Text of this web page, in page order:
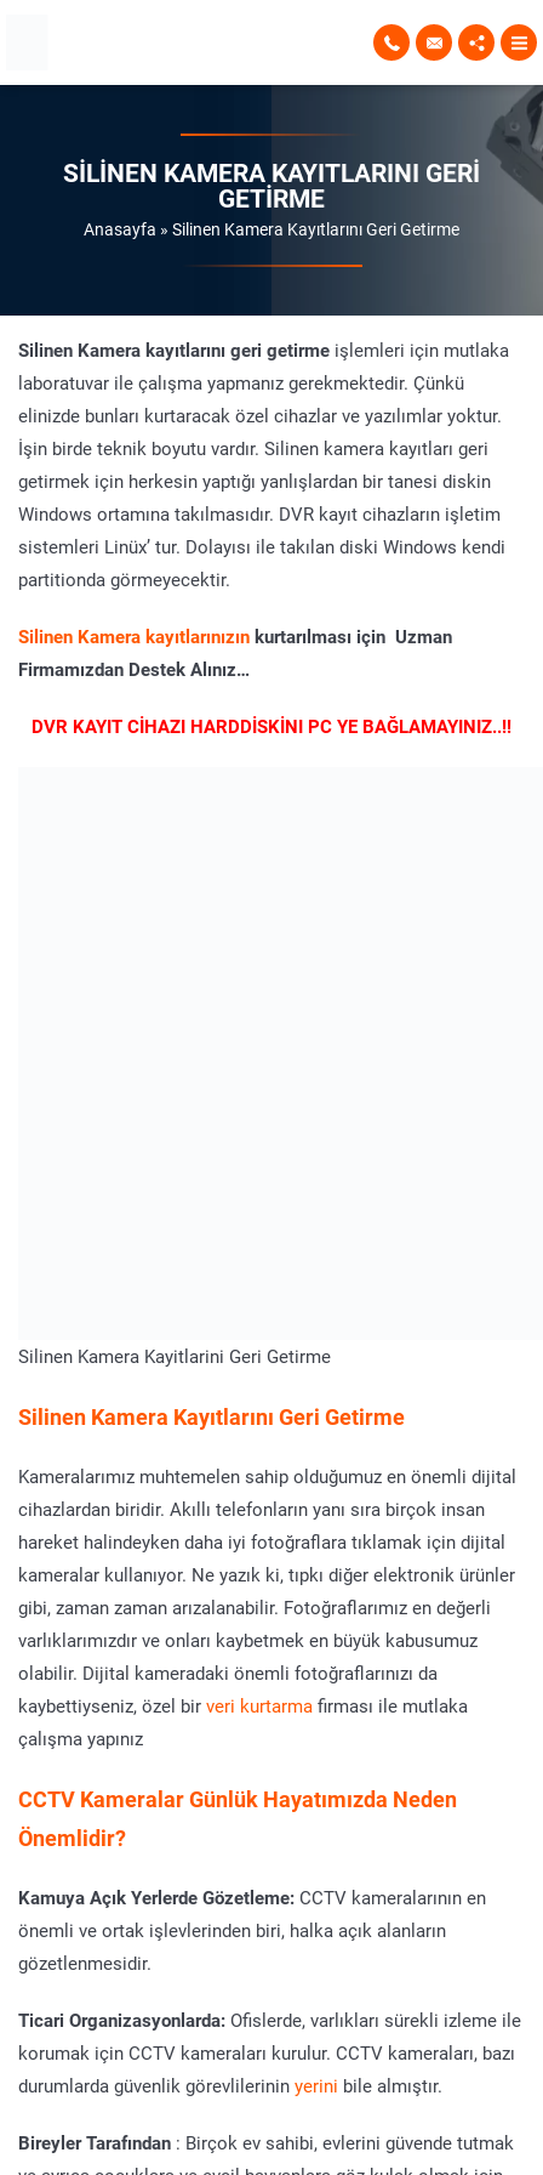
SILINEN KAMERA KAYITLARINI GERI
GETIRME
Anasayfa » Silinen Kamera Kayıtlarını Geri Getirme
Silinen Kamera kayıtlarını geri getirme işlemleri için mutlaka
laboratuvar ile çalışma yapmanız gerekmektedir. Çünkü
elinizde bunları kurtaracak özel cihazlar ve yazılımlar yoktur.
İşin birde teknik boyutu vardır. Silinen kamera kayıtları geri
getirmek için herkesin yaptığı yanlışlardan bir tanesi diskin
Windows ortamına takılmasıdır. DVR kayıt cihazların işletim
sistemleri Linüx’ tur. Dolayısı ile takılan diski Windows kendi
partitionda görmeyecektir.
Silinen Kamera kayıtlarınızın kurtarılması için Uzman
Firmamızdan Destek Alınız…
DVR KAYIT CİHAZI HARDDİSKİNI PC YE BAĞLAMAYINIZ..!!
Silinen Kamera Kayitlarini Geri Getirme
Silinen Kamera Kayıtlarını Geri Getirme
Kameralarımız muhtemelen sahip olduğumuz en önemli dijital
cihazlardan biridir. Akıllı telefonların yanı sıra birçok insan
hareket halindeyken daha iyi fotoğraflara tıklamak için dijital
kameralar kullanıyor. Ne yazık ki, tıpkı diğer elektronik ürünler
gibi, zaman zaman arızalanabilir. Fotoğraflarımız en değerli
varlıklarımızdır ve onları kaybetmek en büyük kabusumuz
olabilir. Dijital kameradaki önemli fotoğraflarınızı da
kaybettiyseniz, özel bir veri kurtarma firması ile mutlaka
çalışma yapınız
CCTV Kameralar Günlük Hayatımızda Neden
Önemlidir?
Kamuya Açık Yerlerde Gözetleme: CCTV kameralarının en
önemli ve ortak işlevlerinden biri, halka açık alanların
gözetlenmesidir.
Ticari Organizasyonlarda: Ofislerde, varlıkları sürekli izleme ile
korumak için CCTV kameraları kurulur. CCTV kameraları, bazı
durumlarda güvenlik görevlilerinin yerini bile almıştır.
Bireyler Tarafından : Birçok ev sahibi, evlerini güvende tutmak